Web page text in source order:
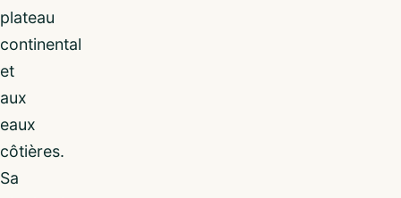
plateau
continental
et
aux
eaux
côtières.
Sa